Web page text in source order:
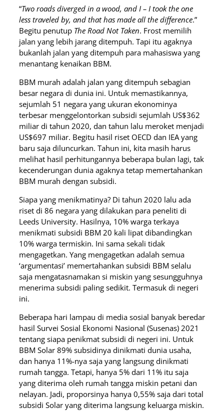
“Two roads diverged in a wood, and I – I took the one
less traveled by, and that has made all the difference.”
Begitu penutup The Road Not Taken. Frost memilih
jalan yang lebih jarang ditempuh. Tapi itu agaknya
bukanlah jalan yang ditempuh para mahasiswa yang
menantang kenaikan BBM.
BBM murah adalah jalan yang ditempuh sebagian
besar negara di dunia ini. Untuk memastikannya,
sejumlah 51 negara yang ukuran ekonominya
terbesar menggelontorkan subsidi sejumlah US$362
miliar di tahun 2020, dan tahun lalu meroket menjadi
US$697 miliar. Begitu hasil riset OECD dan IEA yang
baru saja diluncurkan. Tahun ini, kita masih harus
melihat hasil perhitungannya beberapa bulan lagi, tak
kecenderungan dunia agaknya tetap memertahankan
BBM murah dengan subsidi.
Siapa yang menikmatinya? Di tahun 2020 lalu ada
riset di 86 negara yang dilakukan para peneliti di
Leeds University. Hasilnya, 10% warga terkaya
menikmati subsidi BBM 20 kali lipat dibandingkan
10% warga termiskin. Ini sama sekali tidak
mengagetkan. Yang mengagetkan adalah semua
‘argumentasi’ memertahankan subsidi BBM selalu
saja mengatasnamakan si miskin yang sesungguhnya
menerima subsidi paling sedikit. Termasuk di negeri
ini.
Beberapa hari lampau di media sosial banyak beredar
hasil Survei Sosial Ekonomi Nasional (Susenas) 2021
tentang siapa penikmat subsidi di negeri ini. Untuk
BBM Solar 89% subsidinya dinikmati dunia usaha,
dan hanya 11%-nya saja yang langsung dinikmati
rumah tangga. Tetapi, hanya 5% dari 11% itu saja
yang diterima oleh rumah tangga miskin petani dan
nelayan. Jadi, proporsinya hanya 0,55% saja dari total
subsidi Solar yang diterima langsung keluarga miskin.